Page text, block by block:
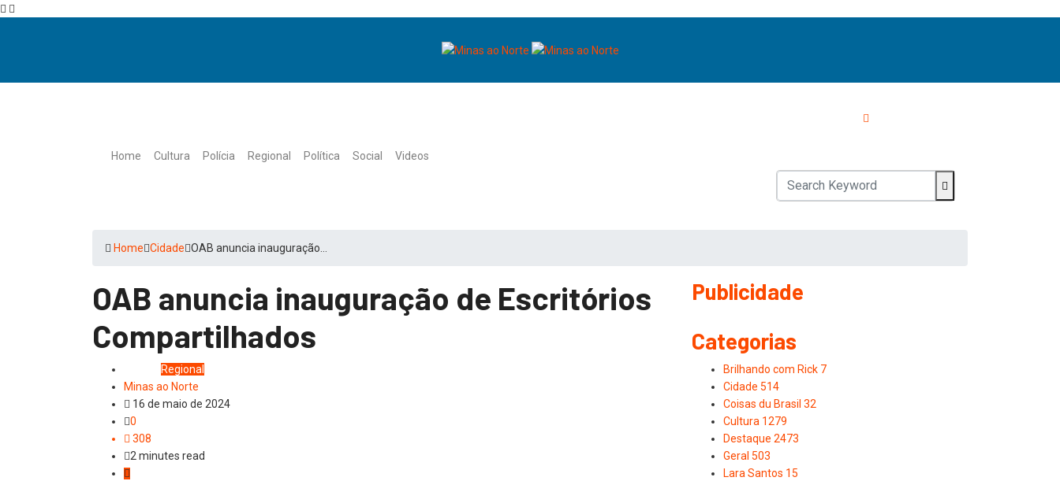
Home Cultura Polícia Regional Política Social Videos
Home Cidade OAB anuncia inauguração…
OAB anuncia inauguração de Escritórios
Compartilhados
Regional
Minas ao Norte
16 de maio de 2024
0
308
2 minutes read
Publicidade
Categorias
Brilhando com Rick 7
Cidade 514
Coisas du Brasil 32
Cultura 1279
Destaque 2473
Geral 503
Lara Santos 15